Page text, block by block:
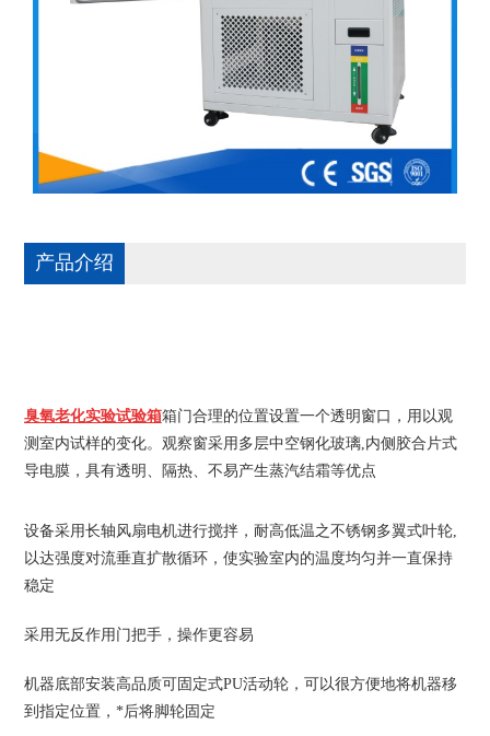
产品介绍
臭氧老化实验试验箱箱门合理的位置设置一个透明窗口，用以观
测室内试样的变化。观察窗采用多层中空钢化玻璃,内侧胶合片式
导电膜，具有透明、隔热、不易产生蒸汽结霜等优点
设备采用长轴风扇电机进行搅拌，耐高低温之不锈钢多翼式叶轮,
以达强度对流垂直扩散循环，使实验室内的温度均匀并一直保持
稳定
采用无反作用门把手，操作更容易
机器底部安装高品质可固定式PU活动轮，可以很方便地将机器移
到指定位置，*后将脚轮固定